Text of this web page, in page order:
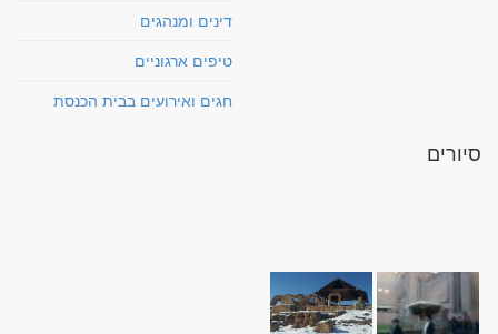
דינים ומנהגים
טיפים ארגוניים
חגים ואירועים בבית הכנסת
סיורים